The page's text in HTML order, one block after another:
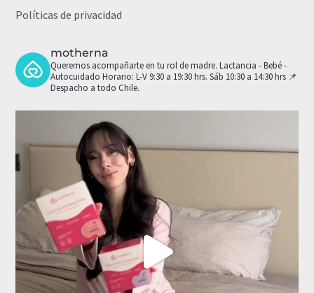
Políticas de privacidad
motherna
Queremos acompañarte en tu rol de madre. Lactancia - Bebé -
Autocuidado Horario: L-V 9:30 a 19:30 hrs. Sáb 10:30 a 14:30 hrs 📌
Despacho a todo Chile.